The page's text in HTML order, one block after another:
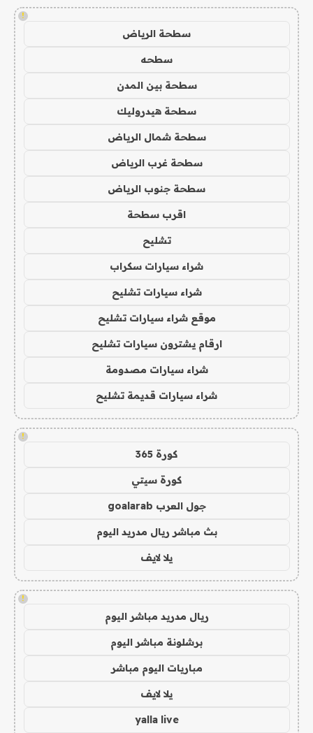
!
سطحة الرياض
سطحه
سطحة بين المدن
سطحة هيدروليك
سطحة شمال الرياض
سطحة غرب الرياض
سطحة جنوب الرياض
اقرب سطحة
تشليح
شراء سيارات سكراب
شراء سيارات تشليح
موقع شراء سيارات تشليح
ارقام يشترون سيارات تشليح
شراء سيارات مصدومة
شراء سيارات قديمة تشليح
!
كورة 365
كورة سيتي
جول العرب goalarab
بث مباشر ريال مدريد اليوم
يلا لايف
!
ريال مدريد مباشر اليوم
برشلونة مباشر اليوم
مباريات اليوم مباشر
يلا لايف
yalla live